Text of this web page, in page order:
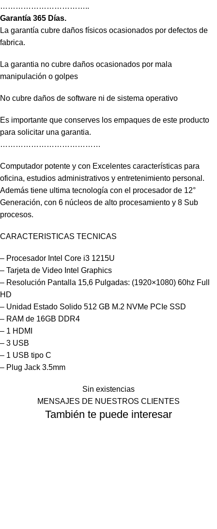
……………………………..
Garantía 365 Días.
La garantía cubre daños físicos ocasionados por defectos de
fabrica.
La garantia no cubre daños ocasionados por mala
manipulación o golpes
No cubre daños de software ni de sistema operativo
Es importante que conserves los empaques de este producto
para solicitar una garantia.
…………………………………
Computador potente y con Excelentes características para
oficina, estudios administrativos y entretenimiento personal.
Además tiene ultima tecnología con el procesador de 12°
Generación, con 6 núcleos de alto procesamiento y 8 Sub
procesos.
CARACTERISTICAS TECNICAS
– Procesador Intel Core i3 1215U
– Tarjeta de Video Intel Graphics
– Resolución Pantalla 15,6 Pulgadas: (1920×1080) 60hz Full
HD
– Unidad Estado Solido 512 GB M.2 NVMe PCIe SSD
– RAM de 16GB DDR4
– 1 HDMI
– 3 USB
– 1 USB tipo C
– Plug Jack 3.5mm
Sin existencias
MENSAJES DE NUESTROS CLIENTES
También te puede interesar